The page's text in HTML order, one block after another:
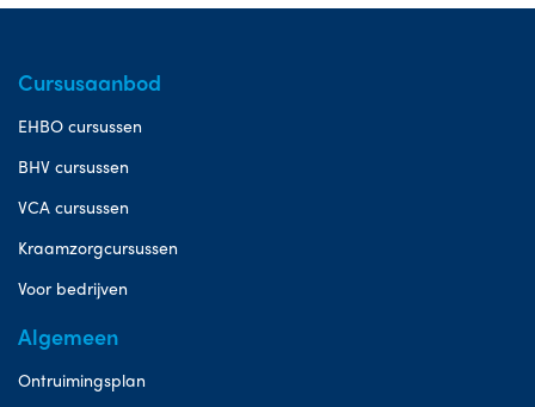
Cursusaanbod
EHBO cursussen
BHV cursussen
VCA cursussen
Kraamzorgcursussen
Voor bedrijven
Algemeen
Ontruimingsplan